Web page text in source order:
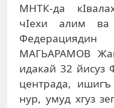
МНТК-да
чIехи алим ва
МАГЬАРАМОВ
идакай 32 йисуз
центрада,
нур, умуд хгуз